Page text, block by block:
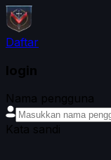
Daftar
login
Nama pengguna
Kata sandi